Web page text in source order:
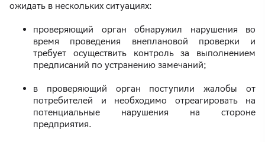
ожидать в нескольких ситуациях:
проверяющий орган обнаружил нарушения во
время проведения внеплановой проверки и
требует осуществить контроль за выполнением
предписаний по устранению замечаний;
в проверяющий орган поступили жалобы от
потребителей и необходимо отреагировать на
потенциальные нарушения на стороне
предприятия.